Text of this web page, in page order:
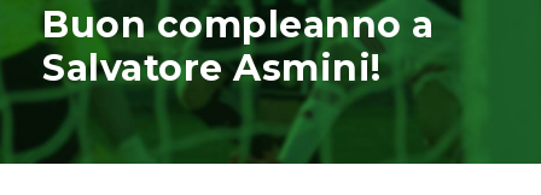
Buon compleanno a
Salvatore Asmini!